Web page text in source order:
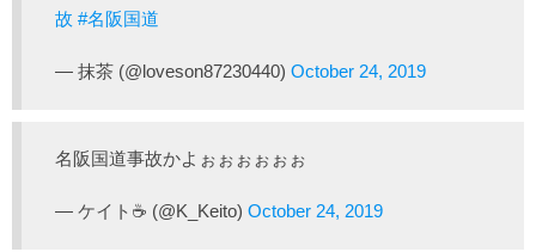
故 #名阪国道
— 抹茶 (@loveson87230440) October 24, 2019
名阪国道事故かよぉぉぉぉぉぉ
— ケイト☕ (@K_Keito) October 24, 2019